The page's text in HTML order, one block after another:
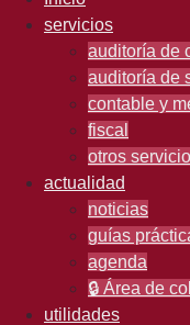
servicios
auditoría de
auditoría de
contable y
fiscal
otros
actualidad
noticias
guías
agenda
🔒 Área de
utilidades